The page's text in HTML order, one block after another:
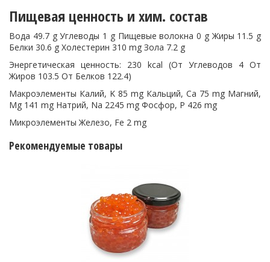
Пищевая ценность и хим. состав
Вода 49.7 g Углеводы 1 g Пищевые волокна 0 g Жиры 11.5 g
Белки 30.6 g Холестерин 310 mg Зола 7.2 g
Энергетическая ценность: 230 kcal (От Углеводов 4 От
Жиров 103.5 От Белков 122.4)
Макроэлементы Калий, K 85 mg Кальций, Ca 75 mg Магний,
Mg 141 mg Натрий, Na 2245 mg Фосфор, P 426 mg
Микроэлементы Железо, Fe 2 mg
Рекомендуемые товары